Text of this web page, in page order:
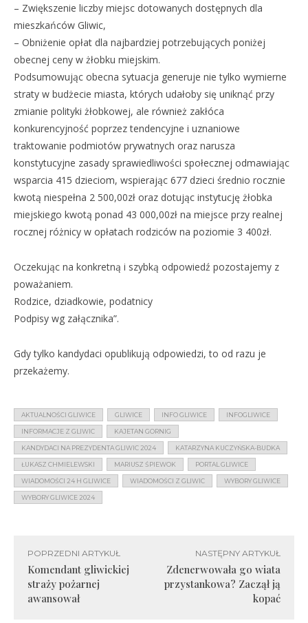
– Zwiększenie liczby miejsc dotowanych dostępnych dla
mieszkańców Gliwic,
– Obniżenie opłat dla najbardziej potrzebujących poniżej
obecnej ceny w żłobku miejskim.
Podsumowując obecna sytuacja generuje nie tylko wymierne
straty w budżecie miasta, których udałoby się uniknąć przy
zmianie polityki żłobkowej, ale również zakłóca
konkurencyjność poprzez tendencyjne i uznaniowe
traktowanie podmiotów prywatnych oraz narusza
konstytucyjne zasady sprawiedliwości społecznej odmawiając
wsparcia 415 dzieciom, wspierając 677 dzieci średnio rocznie
kwotą niespełna 2 500,00zł oraz dotując instytucję żłobka
miejskiego kwotą ponad 43 000,00zł na miejsce przy realnej
rocznej różnicy w opłatach rodziców na poziomie 3 400zł.
Oczekując na konkretną i szybką odpowiedź pozostajemy z
poważaniem.
Rodzice, dziadkowie, podatnicy
Podpisy wg załącznika”.
Gdy tylko kandydaci opublikują odpowiedzi, to od razu je
przekażemy.
AKTUALNOŚCI GLIWICE GLIWICE INFO GLIWICE INFOGLIWICE
INFORMACJE Z GLIWIC KAJETAN GORNIG
KANDYDACI NA PREZYDENTA GLIWIC 2024 KATARZYNA KUCZYŃSKA-BUDKA
ŁUKASZ CHMIELEWSKI MARIUSZ ŚPIEWOK PORTAL GLIWICE
WIADOMOŚCI 24 H GLIWICE WIADOMOŚCI Z GLIWIC WYBORY GLIWICE
WYBORY GLIWICE 2024
POPRZEDNI ARTYKUŁ
Komendant gliwickiej
straży pożarnej
awansował
NASTĘPNY ARTYKUŁ
Zdenerwowała go wiata
przystankowa? Zaczął ją
kopać